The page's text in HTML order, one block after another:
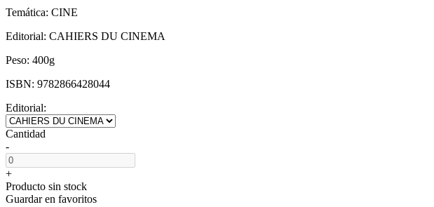
Temática: CINE
Editorial: CAHIERS DU CINEMA
Peso: 400g
ISBN: 9782866428044
Editorial:
Cantidad
-
+
Producto sin stock
Guardar en favoritos